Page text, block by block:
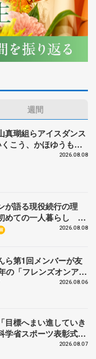
週間
真瑚組らアイスダンス
こう、かほゆうも、
2026.08.08
が語る現役続行の理
めての一人暮らし 注
今」に迫る
2026.08.08
ら第1回メンバーが友
「フレンズオンアイ
ん、有川梨絵さん、
2026.08.06
目標へまい進していき
省スポーツ表彰式で
2026.08.07